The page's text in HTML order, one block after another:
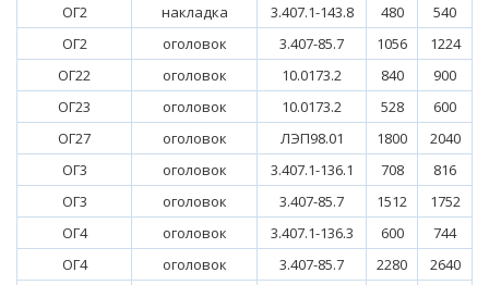
ОГ2
накладка 3.407.1-143.8 480
540
ОГ2
оголовок 3.407-85.7 1056
1224
ОГ22
оголовок 10.0173.2 840
900
ОГ23
оголовок 10.0173.2 528
600
ОГ27
оголовок ЛЭП98.01 1800
2040
ОГ3
оголовок 3.407.1-136.1 708
816
ОГ3
оголовок 3.407-85.7 1512
1752
ОГ4
оголовок 3.407.1-136.3 600
744
ОГ4
оголовок 3.407-85.7 2280
2640